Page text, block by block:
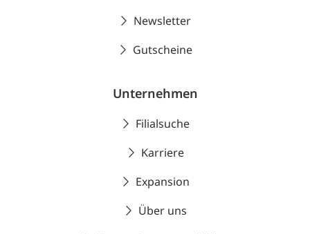
Newsletter
Gutscheine
Unternehmen
Filialsuche
Karriere
Expansion
Über uns